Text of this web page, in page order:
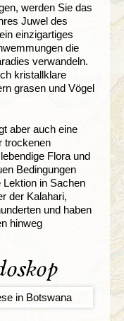
werden Sie das
Juwel des
einzigartiges
die
verwandeln.
kristallklare
grasen und Vögel
aber auch eine
trockenen
Flora und
Bedingungen
in Sachen
der Kalahari,
und haben
hinweg